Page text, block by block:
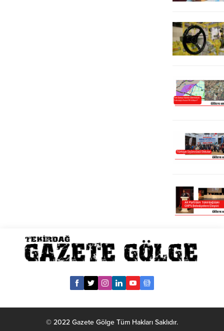
© 2022 Gazete Gölge Tüm Hakları Saklıdır.